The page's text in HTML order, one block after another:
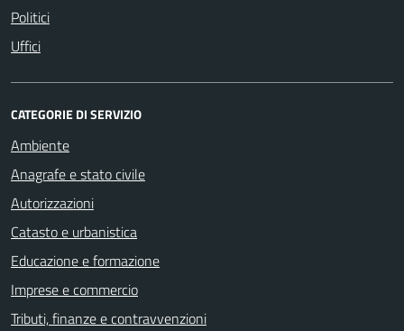
Politici
Uffici
CATEGORIE DI SERVIZIO
Ambiente
Anagrafe e stato civile
Autorizzazioni
Catasto e urbanistica
Educazione e formazione
Imprese e commercio
Tributi, finanze e contravvenzioni